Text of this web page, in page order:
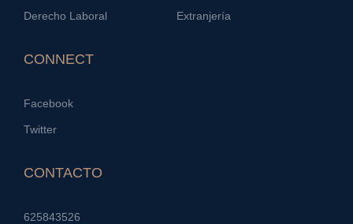
Derecho Laboral Extranjería
CONNECT
Facebook
Twitter
CONTACTO
625843526